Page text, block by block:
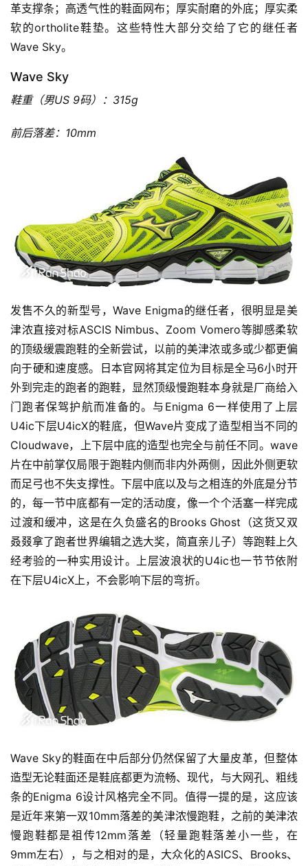
视
用
户
精
选
革支撑条；高透气性的鞋面网布；厚实耐磨的外底；厚实柔
软的ortholite鞋垫。这些特性大部分交给了它的继任者
Wave Sky。
Wave Sky
鞋重（男US 9码）：315g
前后落差：10mm
发售不久的新型号，Wave Enigma的继任者，很明显是美
津浓直接对标ASCIS Nimbus、Zoom Vomero等脚感柔软
的顶级缓震跑鞋的全新尝试，以前的美津浓或多或少都更偏
向于硬和速度感。日本官网将其定位为目标是全马6小时开
外到完走的跑者的跑鞋，显然顶级慢跑鞋本身就是厂商给入
门跑者保驾护航而准备的。与Enigma 6一样使用了上层
U4ic下层U4icX的鞋底，但Wave片变成了造型相当不同的
Cloudwave，上下层中底的造型也完全与前任不同。wave
片在中前掌仅局限于跑鞋内侧而非内外两侧，因此外侧更软
而足弓也不失支撑性。下层中底以及与之相连的外底是分节
的，每一节中底都有一定的活动度，像一个个活塞一样完成
过渡和缓冲，这是在久负盛名的Brooks Ghost（这货又双
叒叕拿了跑者世界编辑之选大奖，简直亲儿子）等跑鞋上久
经考验的一种实用设计。上层波浪状的U4ic也一节节依附
在下层U4icX上，不会影响下层的弯折。
Wave Sky的鞋面在中后部分仍然保留了大量皮革，但整体
造型无论鞋面还是鞋底都更为流畅、现代，与大网孔、粗线
条的Enigma 6设计风格完全不同。值得一提的是，这应该
是近年来第一双10mm落差的美津浓慢跑鞋，之前的美津浓
慢跑鞋都是祖传12mm落差（轻量跑鞋落差小一些，在
9mm左右），与之相对的是，大众化的ASICS、Brooks、